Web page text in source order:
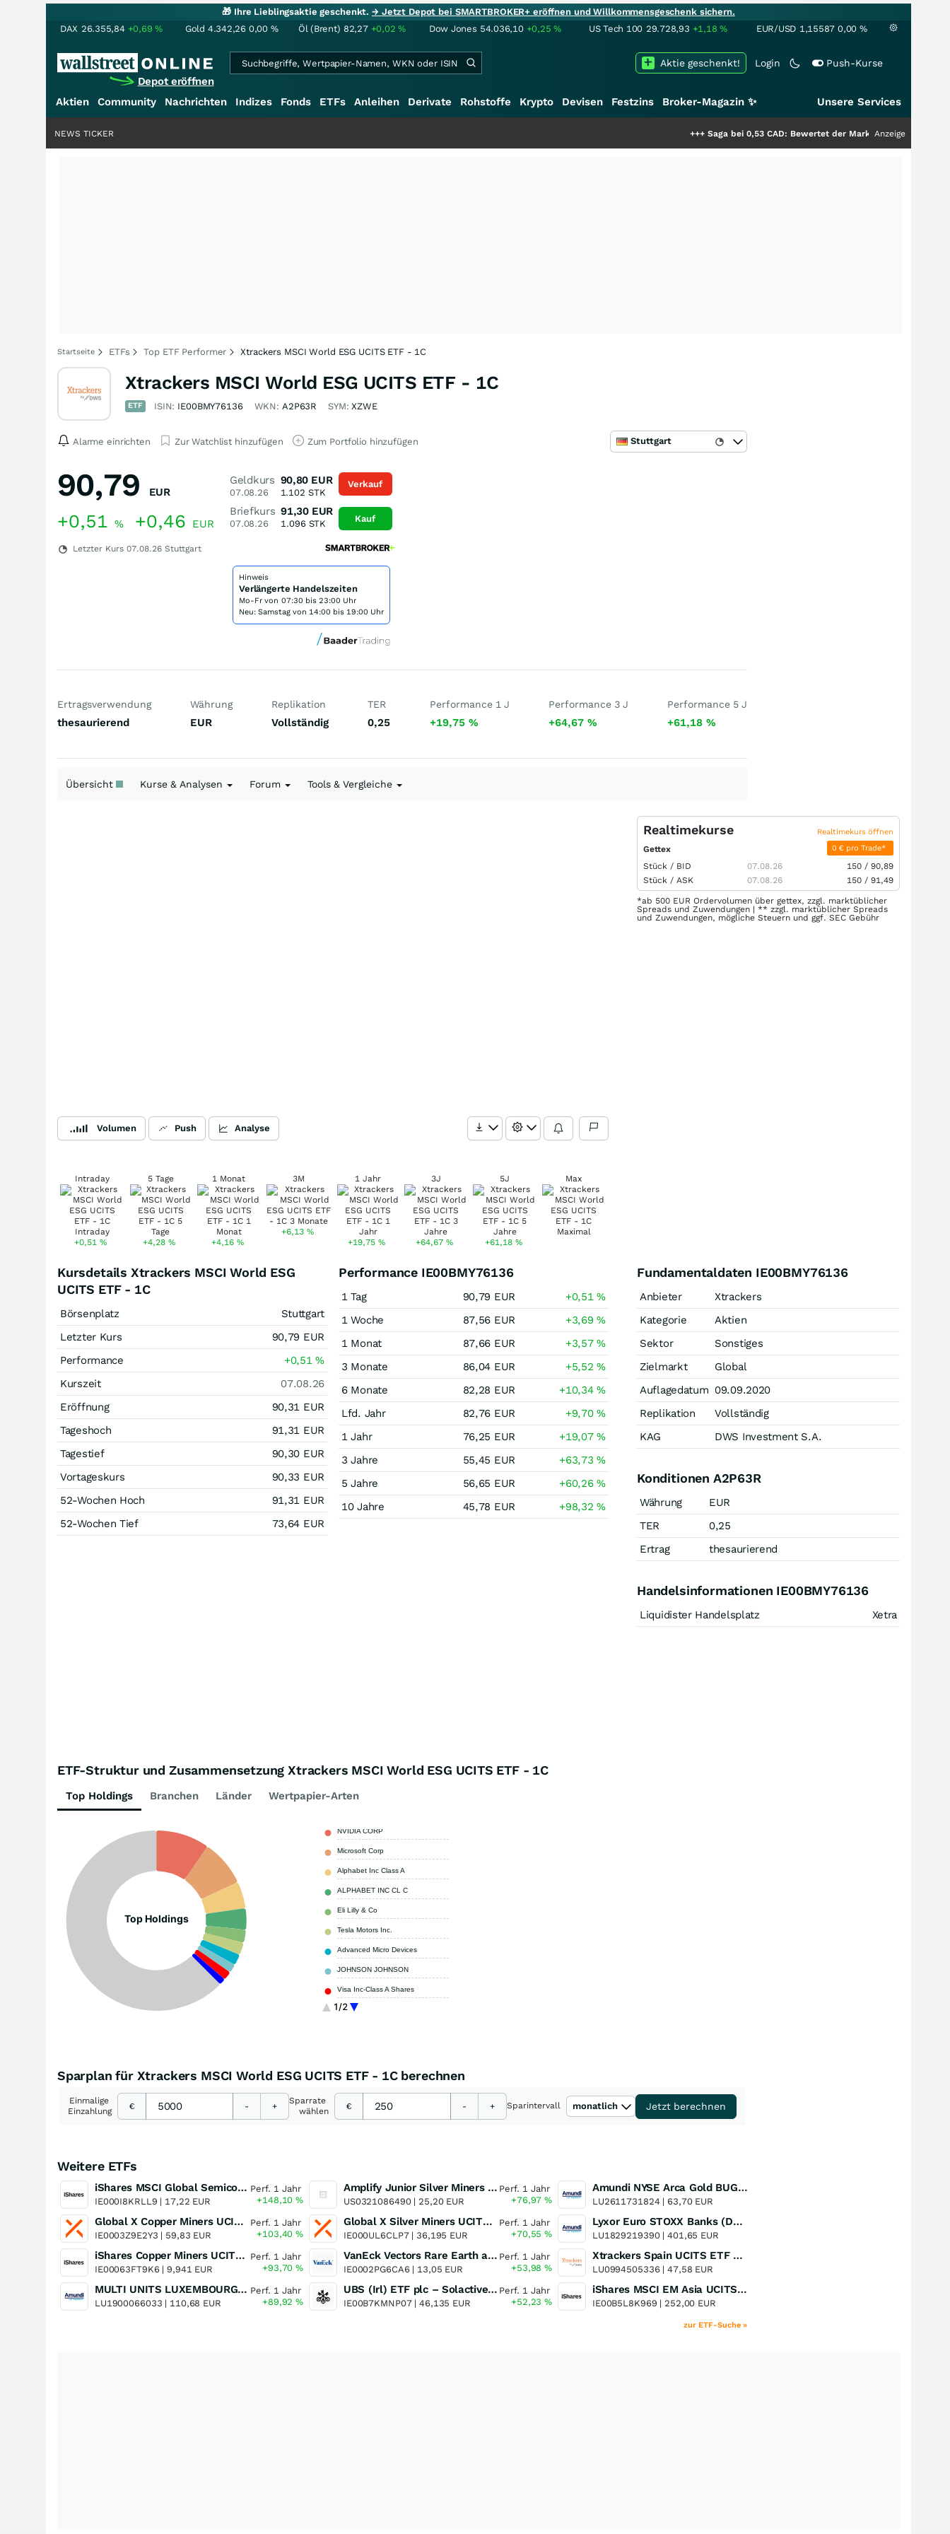
🎁 Ihre Lieblingsaktie geschenkt.→ Jetzt Depot bei SMARTBROKER+ eröffnen und Willkommensgeschenk sichern.
DAX 26.355,84 +0,69% Gold 4.342,26 0,00 % Öl (Brent) 82,27 +0,02% Dow Jones 54.036,10 +0,25% US Tech 100 29.728,93 +1,18% EUR/USD 1,15587 0,00 %
Depot eröffnen
Login Push-Kurse
Aktie geschenkt!
Aktien Community Nachrichten Indizes Fonds ETFs Anleihen Derivate Rohstoffe Krypto Devisen Festzins Broker-Magazin ✨ Unsere Services
Saga bei 0,53 CAD: Bewertet der Markt noch immer nur die Hälfte
Anzeige
NEWS TICKER
Startseite ETFs Top ETF Performer Xtrackers MSCI World ESG UCITS ETF - 1C
Xtrackers MSCI World ESG UCITS ETF - 1C
ETF ISIN: IE00BMY76136 WKN: A2P63R SYM:XZWE
Alarme einrichten Zur Watchlist hinzufügen Zum Portfolio hinzufügen Stuttgart
90,79 EUR
+0,51 % +0,46 EUR
Letzter Kurs 07.08.26 Stuttgart
Geldkurs
07.08.26
90,80 EUR
1.102 STK
Briefkurs
07.08.26
91,30 EUR
1.096STK
Verkauf
Kauf
Hinweis
Verlängerte Handelszeiten
Mo-Fr von 07:30 bis 23:00 Uhr
Neu: Samstag von 14:00 bis 19:00 Uhr
Ertragsverwendung
thesaurierend
Währung
EUR
Replikation
Vollständig
TER
0,25
Performance 1 J
+19,75 %
Performance 3 J
+64,67 %
Performance 5 J
+61,18 %
Übersicht Kurse & Analysen Forum Tools & Vergleiche
Volumen Push Analyse
Intraday
+0,51%
5 Tage
+4,28%
1 Monat
+4,16 %
3M
+6,13 %
1 Jahr
+19,75%
3J
+64,67%
5J
+61,18 %
Max
Realtimekurse Realtimekurs öffnen
Gettex 0 € pro Trade*
Stück / BID 07.08.26 150 / 90,89
Stück / ASK 07.08.26 150 / 91,49
*ab 500 EUR Ordervolumen über gettex, zzgl. marktüblicher
Spreads und Zuwendungen | ** zzgl. marktüblicher Spreads
und Zuwendungen, mögliche Steuern und ggf. SEC Gebühr
Kursdetails Xtrackers MSCI World ESG
UCITS ETF - 1C
Börsenplatz
Stuttgart
Letzter Kurs
90,79 EUR
Performance
+0,51%
Kurszeit
07.08.26
Eröffnung
90,31 EUR
Tageshoch
91,31 EUR
Tagestief
90,30 EUR
Vortageskurs
90,33 EUR
52-Wochen Hoch
91,31 EUR
52-Wochen Tief
73,64 EUR
Performance IE00BMY76136
1 Tag 90,79 EUR +0,51%
1 Woche
87,56 EUR +3,69%
1 Monat
87,66 EUR +3,57%
3 Monate
86,04 EUR +5,52%
6 Monate
82,28 EUR +10,34%
Lfd. Jahr
82,76 EUR +9,70%
1 Jahr
76,25 EUR +19,07%
3 Jahre
55,45 EUR +63,73%
5 Jahre
56,65 EUR +60,26%
10 Jahre
45,78 EUR +98,32%
ETF-Struktur und Zusammensetzung Xtrackers MSCI World ESG UCITS ETF - 1C
Top Holdings Branchen Länder Wertpapier-Arten
Top Holdings
1/2
NVIDIA CORP
Microsoft Corp
Alphabet Inc Class A
ALPHABET INC CL C
Eli Lilly & Co
Tesla Motors Inc.
Advanced Micro Devices
JOHNSON JOHNSON
Visa Inc-Class A Shares
Mastercard INC Class A
Fundamentaldaten IE00BMY76136
Anbieter
Xtrackers
Kategorie
Aktien
Sektor
Sonstiges
Zielmarkt
Global
Auflagedatum 09.09.2020
Replikation
Vollständig
KAG
DWS Investment S.A.
Konditionen A2P63R
Währung
EUR
TER
0,25
Ertrag
thesaurierend
Handelsinformationen IE00BMY76136
Liquidister Handelsplatz Xetra
Sparplan für Xtrackers MSCI World ESG UCITS ETF - 1C berechnen
Einmalige
Einzahlung
€ - +
Sparrate
wählen
€ - + Sparintervall monatlich Jetzt berechnen
Weitere ETFs
iShares MSCI Global Semiconductors UCITS ETF USD (Acc)
IE000I8KRLL9 | 17,22 EUR
Perf. 1 Jahr
+148,10%
Global X Copper Miners UCITS ETF USD Acc
IE0003Z9E2Y3 | 59,83 EUR
Perf. 1 Jahr
+103,40%
iShares Copper Miners UCITS ETF
IE00063FT9K6 |9,941 EUR
Perf. 1 Jahr
+93,70%
MULTI UNITS LUXEMBOURG - Lyxor MSCI Semiconductors ESG Filtered
LU1900066033 | 110,68 EUR
Perf. 1 Jahr
+89,92%
Amplify Junior Silver Miners ETF Junior Silver Miners ETF
US0321086490 | 25,20 EUR
Perf. 1 Jahr
+76,97%
Global X Silver Miners UCITS ETF
IE000UL6CLP7 | 36,195 EUR
Perf. 1 Jahr
+70,55%
VanEck Vectors Rare Earth and Strategic Metals UCITS ETF
IE0002PG6CA6 | 13,05 EUR
Perf. 1 Jahr
+53,98%
UBS (Irl) ETF plc – Solactive Global Pure Gold Miners UCITS ETF - A Dis USD o.N.
IE00B7KMNP07 |46,135 EUR
Perf. 1 Jahr
+52,23%
Amundi NYSE Arca Gold BUGS UCITS ETF Dist
LU2611731824 | 63,70 EUR
Lyxor Euro STOXX Banks (DR) UCITS ETF- Acc
LU1829219390 |401,65 EUR
Xtrackers Spain UCITS ETF Distribution
LU0994505336 |47,58 EUR
iShares MSCI EM Asia UCITS ETF
IE00B5L8K969 | 252,00 EUR
zur ETF-Suche »